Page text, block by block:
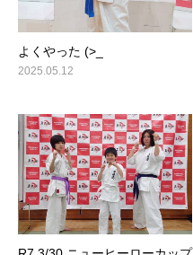
よくやった (>_
2025.05.12